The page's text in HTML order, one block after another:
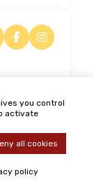
you control
activate
all cookies
policy